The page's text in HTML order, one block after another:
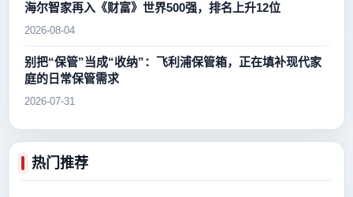
海尔智家再入《财富》世界500强，排名上升12位
2026-08-04
别把“保管”当成“收纳”：飞利浦保管箱，正在填补现代家
庭的日常保管需求
2026-07-31
热门推荐